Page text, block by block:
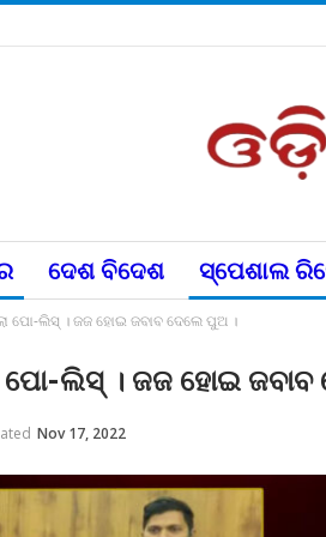
ଦେଶ ବିଦେଶ ସ୍ପେଶାଲ
ପୋ-ଲିସ୍ । ଜଜ ହୋଇ ଜବାବ ଦେଲେ ପୁଅ ।
ପୋ-ଲିସ୍ । ଜଜ ହୋଇ
Nov 17, 2022